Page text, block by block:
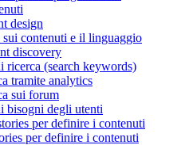
design
sui contenuti e il linguaggio
discovery
ricerca (search keywords)
tramite analytics
sui forum
bisogni degli utenti
per definire i contenuti
per definire i contenuti